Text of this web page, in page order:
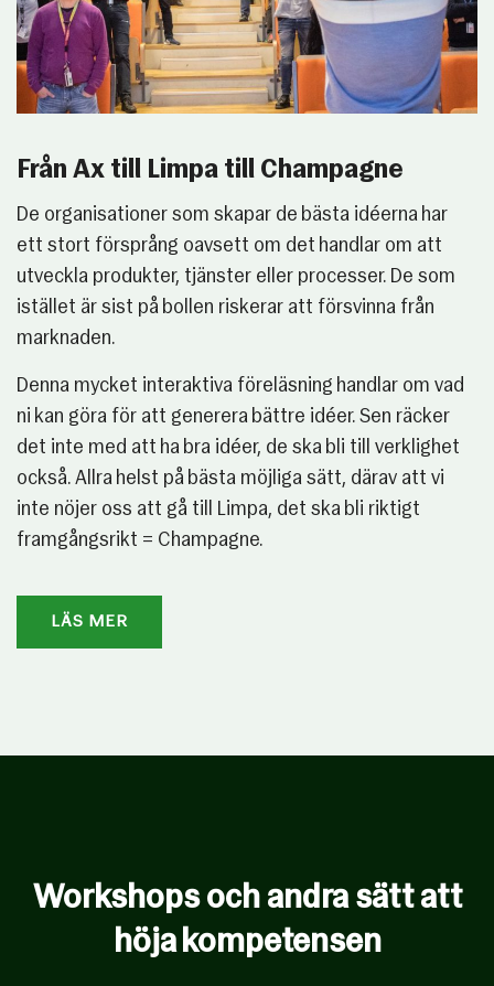
Från Ax till Limpa till Champagne
De organisationer som skapar de bästa idéerna har
ett stort försprång oavsett om det handlar om att
utveckla produkter, tjänster eller processer. De som
istället är sist på bollen riskerar att försvinna från
marknaden.
Denna mycket interaktiva föreläsning handlar om vad
ni kan göra för att generera bättre idéer. Sen räcker
det inte med att ha bra idéer, de ska bli till verklighet
också. Allra helst på bästa möjliga sätt, därav att vi
inte nöjer oss att gå till Limpa, det ska bli riktigt
framgångsrikt = Champagne.
LÄS MER
Workshops och andra sätt att
höja kompetensen